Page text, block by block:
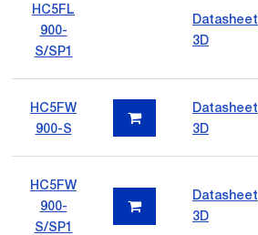
HC5FL
900-
S/SP1
Datasheet
3D
HC5FW
900-S
Datasheet
3D
HC5FW
900-
S/SP1
Datasheet
3D